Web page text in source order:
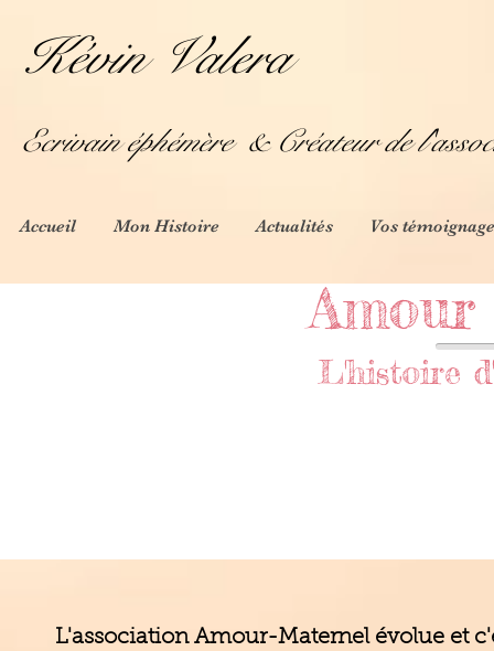
Kévin Valera
Ecrivain éphémère & Créateur de
Accueil Mon Histoire Actualités Vos
L'histoire
L'association Amour-Maternel évolue et